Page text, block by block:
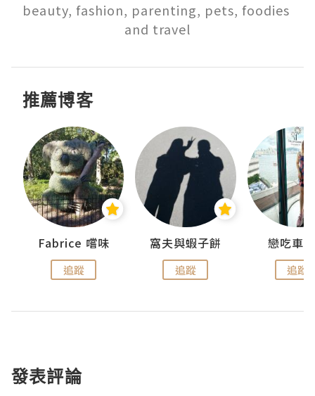
beauty, fashion, parenting, pets, foodies
and travel
推薦博客
Fabrice 嚐味
追蹤
窩夫與蝦子餅
追蹤
戀吃車
追蹤
發表評論